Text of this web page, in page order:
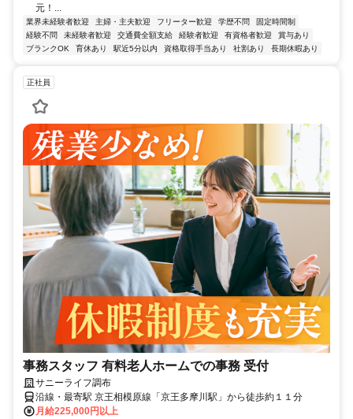
元！...
業界未経験者歓迎 主婦・主夫歓迎 フリーター歓迎 学歴不問
固定時間制
経験不問
未経験者歓迎 交通費全額支給 経験者歓迎 有資格者歓迎
賞与あり
ブランクOK
育休あり 駅近5分以内 資格取得手当あり 社割あり 長期休暇あり
正社員
事務スタッフ 有料老人ホームでの事務 受付
サニーライフ調布
沿線・最寄駅 京王相模原線「京王多摩川駅」から徒歩約１１分
月給225,000円以上